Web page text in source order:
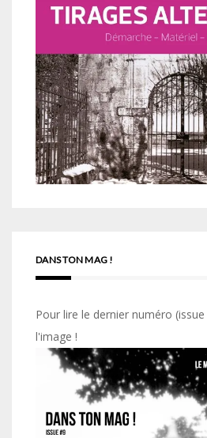
DANS TON MAG !
Pour lire le dernier numéro
l'image !